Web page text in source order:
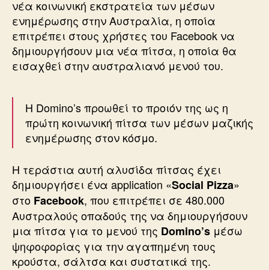
νέα κοινωνική εκστρατεία των μέσων
ενημέρωσης στην Αυστραλία, η οποία
επιτρέπει στους χρήστες του Facebook να
δημιουργήσουν μια νέα πίτσα, η οποία θα
εισαχθεί στην αυστραλιανό μενού του.
Η Domino’s προωθεί το προιόν της ως η
πρώτη κοινωνική πίτσα των μέσων μαζικής
ενημέρωσης στον κόσμο.
Η τεράστια αυτή αλυσίδα πίτσας έχει
δημιουργήσει ένα application «Social Pizza»
στο Facebook, που επιτρέπει σε 480.000
Αυστραλούς οπαδούς της να δημιουργήσουν
μια πίτσα για το μενού της Domino’s μέσω
ψηφοφορίας για την αγαπημένη τους
κρούστα, σάλτσα και συστατικά της.